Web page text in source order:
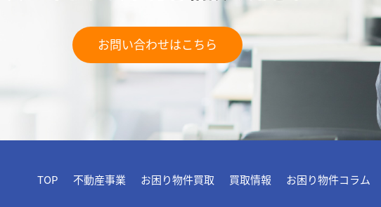
お問い合わせはこちら
TOP 不動産事業 お困り物件買取 買取情報 お困り物件コラム